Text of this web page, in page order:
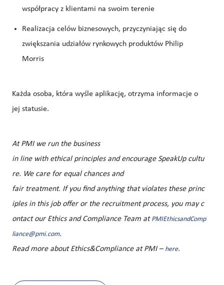
współpracy z klientami na swoim terenie
Realizacja celów biznesowych, przyczyniając się do
zwiększania udziałów rynkowych produktów Philip
Morris
Każda osoba, która wyśle aplikację, otrzyma informacje o
jej statusie.
At PMI we run the business
in line with ethical principles and encourage SpeakUp cultu
re. We care for equal chances and
fair treatment. If you find anything that violates these princ
iples in this job offer or the recruitment process, you may c
ontact our Ethics and Compliance Team at PMIEthicsandComp
liance@pmi.com.
Read more about Ethics&Compliance at PMI – here.